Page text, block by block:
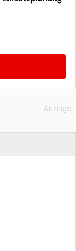
Anzeige